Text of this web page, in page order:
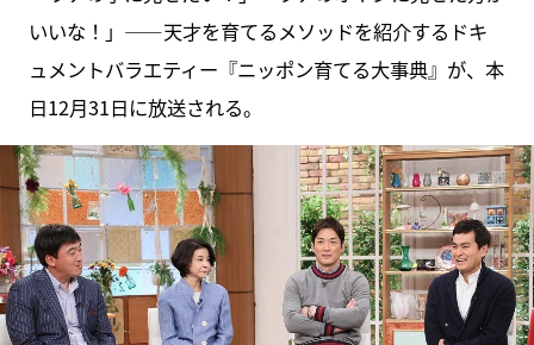
いいな！」――天才を育てるメソッドを紹介するドキ
ュメントバラエティー『ニッポン育てる大事典』が、本
日12月31日に放送される。